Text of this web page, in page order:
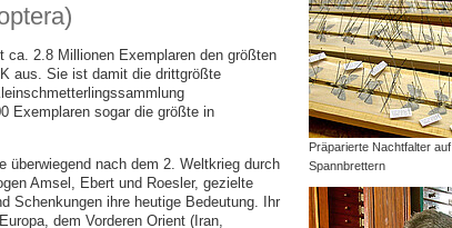
ca. 2.8 Millionen Exemplaren den größten
aus. Sie ist damit die drittgrößte
Exemplaren sogar die größte in
überwiegend nach dem 2. Weltkrieg durch
Amsel, Ebert und Roesler, gezielte
Schenkungen ihre heutige Bedeutung. Ihr
dem Vorderen Orient (Iran,
Präparierte Nachtfalter auf
Spannbrettern